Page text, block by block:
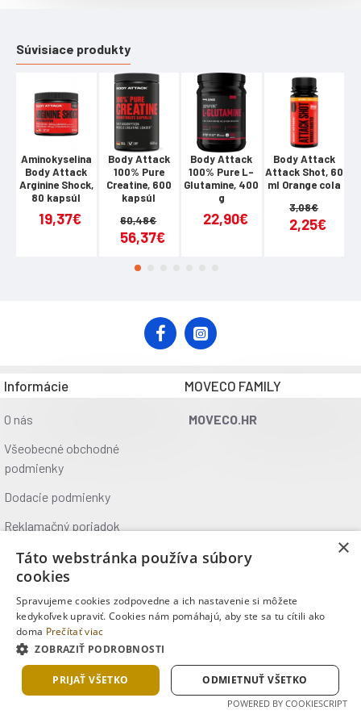
Voda, glukóza: 12,5 g, fruktóza: 6.3 g, sacharóza: 6,3 g,
minerálny komplex, citrónan sodný 230 mg, chlorid sodný:
95 mg, regulátory kyslosti: kyselina citrónová, aróma,
zahusťovač - xanthan, konzervant: sorban draselný,
benzoan sodný.
Súvisiace produkty
Aminokyselina
Body Attack
Arginine Shock,
80 kapsúl
19,37€
Body Attack
100% Pure
Creatine, 600
kapsúl
56,37€
60,48€
Body Attack
100% Pure L-
Glutamine, 400
g
22,90€
Body Attack
Attack Shot, 60
ml Orange cola
2,25€
3,08€
Informácie
O nás
Všeobecné obchodné
podmienky
Dodacie podmienky
Reklamačný poriadok
Ochrana údajov
Kontakt
Kde nás nájdete
MOVECO FAMILY
MOVECO.HR
Copyright © 2025, MOVECO s.r.o., Všetky práva vyhradené
×
Táto webstránka používa súbory
cookies
Spravujeme cookies zodpovedne a ich nastavenie si môžete
kedykoľvek upraviť. Cookies nám pomáhajú, aby ste sa tu cítili ako
doma Prečítať viac
ZOBRAZIŤ PODROBNOSTI
PRIJAŤ VŠETKO ODMIETNUŤ VŠETKO
POWERED BY COOKIESCRIPT